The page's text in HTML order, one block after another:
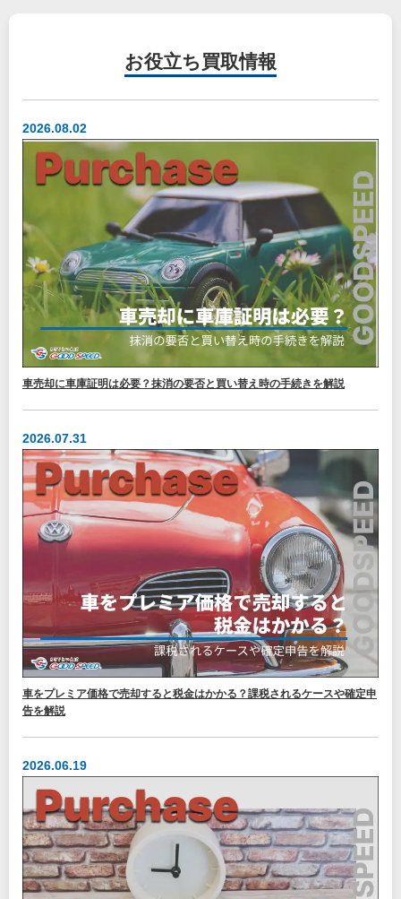
お役立ち 買取情報
2026.08.02
車売却に車庫証明は必要？抹消の要否と買い替え時の手続きを解説
2026.07.31
車をプレミア価格で売却すると税金はかかる？課税されるケースや確定申
告を解説
2026.06.19